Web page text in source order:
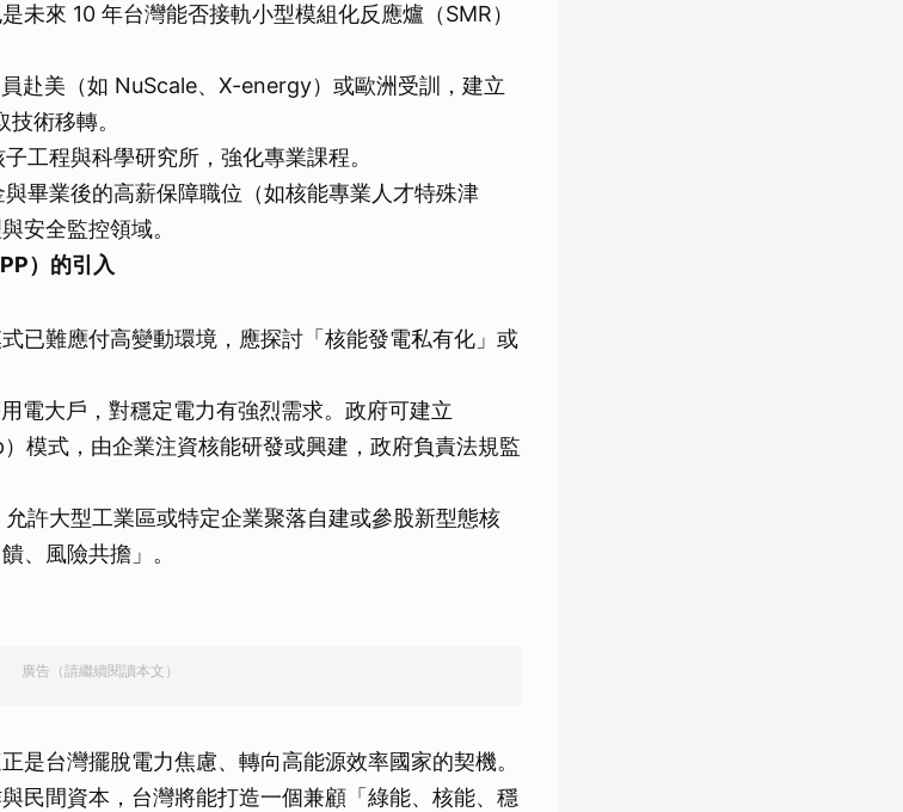
未來 10 年台灣能否接軌小型模組化反應爐（SMR）
赴美（如 NuScale、X-energy）或歐洲受訓，建立
術移轉。
工程與科學研究所，強化專業課程。
畢業後的高薪保障職位（如核能專業人才特殊津
安全監控領域。
）的引入
已難應付高變動環境，應探討「核能發電私有化」或
電大戶，對穩定電力有強烈需求。政府可建立
模式，由企業注資核能研發或興建，政府負責法規監
許大型工業區或特定企業聚落自建或參股新型態核
、風險共擔」。
廣告（請繼續閱讀本文）
是台灣擺脫電力焦慮、轉向高能源效率國家的契機。
民間資本，台灣將能打造一個兼顧「綠能、核能、穩